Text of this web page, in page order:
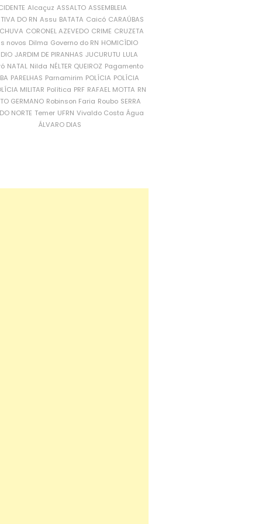
Alcaçuz ASSALTO ASSEMBLEIA
DO RN Assu BATATA Caicó CARAÚBAS
CORONEL AZEVEDO CRIME CRUZETA
novos Dilma Governo do RN HOMICÍDIO
JARDIM DE PIRANHAS JUCURUTU LULA
NATAL Nilda NÉLTER QUEIROZ Pagamento
PARELHAS Parnamirim POLÍCIA POLÍCIA
MILITAR Política PRF RAFAEL MOTTA RN
GERMANO Robinson Faria Roubo SERRA
NORTE Temer UFRN Vivaldo Costa Água
ÁLVARO DIAS